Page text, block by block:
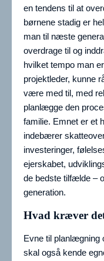
en tendens til at
børnene stadig er
man til næste
overdrage til og
hvilket tempo man
projektleder, kunne
være med til, med
planlægge den
familie. Emnet er et
indebærer
investeringer,
ejerskabet,
de bedste tilfælde –
generation.
Hvad kræver
Evne til planlægning
skal også kende